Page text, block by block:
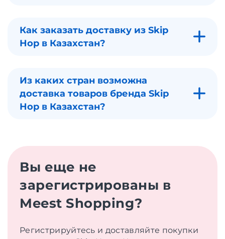
Как заказать доставку из Skip
Hop в Казахстан?
Из каких стран возможна
доставка товаров бренда Skip
Hop в Казахстан?
Вы еще не
зарегистрированы в
Meest Shopping?
Регистрируйтесь и доставляйте покупки